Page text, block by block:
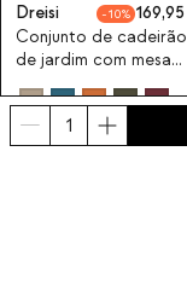
Dreisi 10
169,95
Conjunto de cadeirão
de jardim com mesa
auxiliar em alumínio
Dreisi